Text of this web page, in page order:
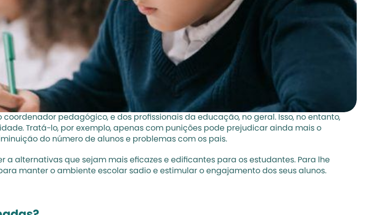
pedagógico, e dos profissionais da educação, no geral. Isso, no entanto,
Tratá-lo, por exemplo, apenas com punições pode prejudicar ainda mais o
do número de alunos e problemas com os pais.
a alternativas que sejam mais eficazes e edificantes para os estudantes. Para lhe
manter o ambiente escolar sadio e estimular o engajamento dos seus alunos.